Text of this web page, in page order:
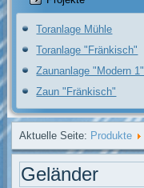
Toranlage Mühle
Toranlage "Fränkisch"
Zaunanlage "Modern 1"
Zaun "Fränkisch"
Aktuelle Seite: Produkte
Geländer